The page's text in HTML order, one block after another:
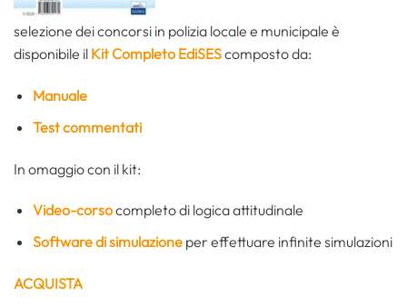
selezione dei concorsi in polizia locale e municipale è
disponibile il Kit Completo EdiSEScomposto da:
Manuale
Test commentati
In omaggio con il kit:
Video-corsocompleto di logica attitudinale
Software di simulazioneper effettuare infinite simulazioni
ACQUISTA